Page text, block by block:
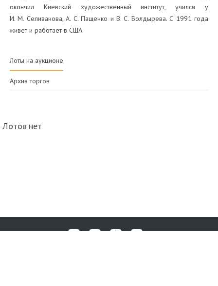
окончил Киевский художественный институт, учился у
И. М. Селиванова, А. С. Пащенко и В. С. Болдырева. С 1991 года
живет и работает в США
Лоты на аукционе
Архив торгов
Лотов нет